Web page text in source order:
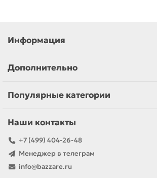
Информация
Дополнительно
Популярные категории
Наши контакты
+7 (499) 404-26-48
Менеджер в телеграм
info@bazzare.ru